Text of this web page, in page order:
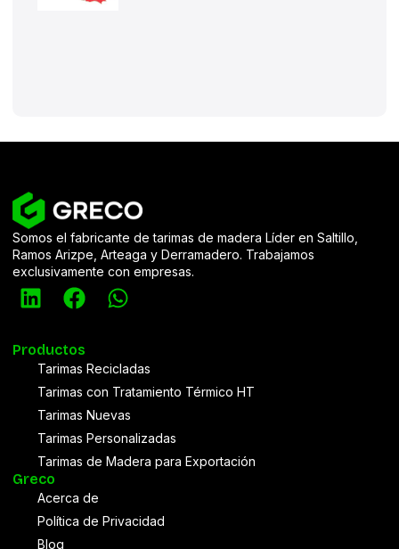
Somos el fabricante de tarimas de madera Líder en Saltillo,
Ramos Arizpe, Arteaga y Derramadero. Trabajamos
exclusivamente con empresas.
Productos
Tarimas Recicladas
Tarimas con Tratamiento Térmico HT
Tarimas Nuevas
Tarimas Personalizadas
Tarimas de Madera para Exportación
Greco
Acerca de
Política de Privacidad
Blog